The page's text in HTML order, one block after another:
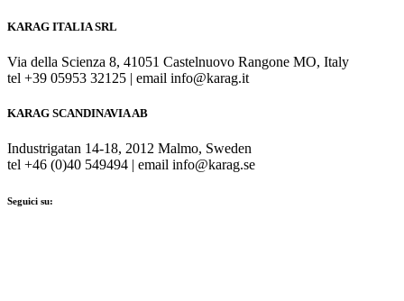
KARAG ITALIA SRL
Via della Scienza 8, 41051 Castelnuovo Rangone MO, Italy
tel +39 05953 32125 | email info@karag.it
KARAG SCANDINAVIA AB
Industrigatan 14-18, 2012 Malmo, Sweden
tel +46 (0)40 549494 | email info@karag.se
Seguici su: